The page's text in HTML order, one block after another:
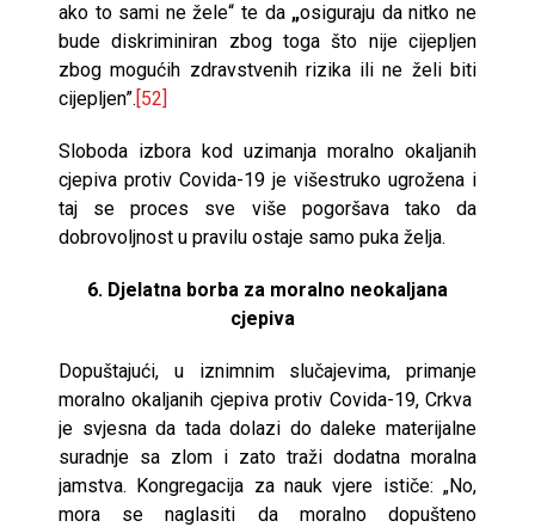
ako to sami ne žele“ te da„osiguraju da nitko ne
bude diskriminiran zbog toga što nije cijepljen
zbog mogućih zdravstvenih rizika ili ne želi biti
cijepljen”.[52]
Sloboda izbora kod uzimanja moralno okaljanih
cjepiva protiv Covida-19 je višestruko ugrožena i
taj se proces sve više pogoršava tako da
dobrovoljnost u pravilu ostaje samo puka želja.
6. Djelatna borba za moralno neokaljana
cjepiva
Dopuštajući, u iznimnim slučajevima, primanje
moralno okaljanih cjepiva protiv Covida-19, Crkva
je svjesna da tada dolazi do daleke materijalne
suradnje sa zlom i zato traži dodatna moralna
jamstva. Kongregacija za nauk vjere ističe: „No,
mora se naglasiti da moralno dopušteno